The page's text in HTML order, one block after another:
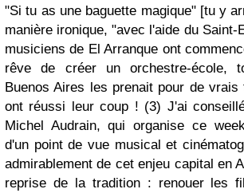
"Si tu as une baguette magique" [tu y
manière ironique, "avec l'aide du Saint-
musiciens de El Arranque ont
rêve de créer un orchestre-école,
Buenos Aires les prenait pour de
ont réussi leur coup ! (3) J'ai
Michel Audrain, qui organise ce
d'un point de vue musical et
admirablement de cet enjeu capital en
reprise de la tradition : renouer les